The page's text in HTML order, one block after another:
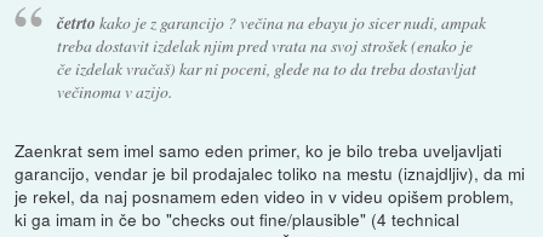
četrto kako je z garancijo ? večina na ebayu jo sicer nudi, ampak
treba dostavit izdelak njim pred vrata na svoj strošek (enako je
če izdelak vračaš) kar ni poceni, glede na to da treba dostavljat
večinoma v azijo.
Zaenkrat sem imel samo eden primer, ko je bilo treba uveljavljati
garancijo, vendar je bil prodajalec toliko na mestu (iznajdljiv), da mi
je rekel, da naj posnamem eden video in v videu opišem problem,
ki ga imam in če bo "checks out fine/plausible" (4 technical